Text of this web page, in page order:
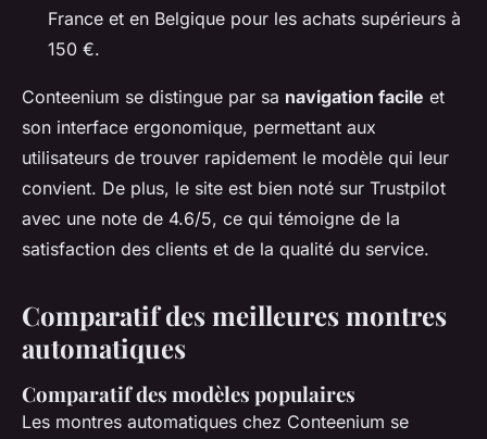
France et en Belgique pour les achats supérieurs à
150 €.
Conteenium se distingue par sa navigation facile et
son interface ergonomique, permettant aux
utilisateurs de trouver rapidement le modèle qui leur
convient. De plus, le site est bien noté sur Trustpilot
avec une note de 4.6/5, ce qui témoigne de la
satisfaction des clients et de la qualité du service.
Comparatif des meilleures montres
automatiques
Comparatif des modèles populaires
Les montres automatiques chez Conteenium se